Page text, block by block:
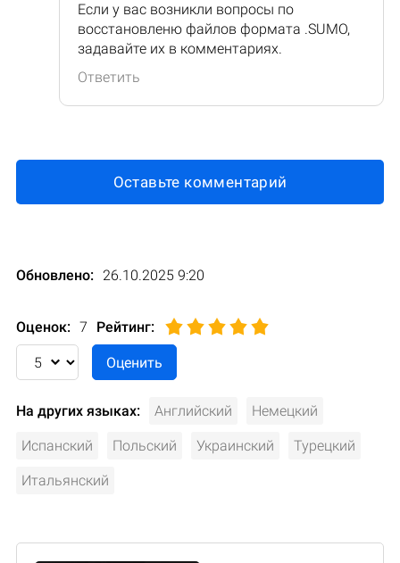
Если у вас возникли вопросы по
восстановленю файлов формата .SUMO,
задавайте их в комментариях.
Ответить
Оставьте комментарий
Обновлено: 26.10.2025 9:20
Оценок: 7 Рейтинг:
На других языках: Английский Немецкий
Испанский Польский Украинский Турецкий
Итальянский